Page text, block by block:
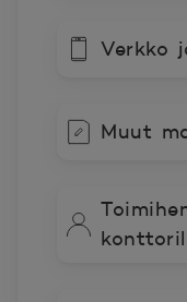
Verkko
Muut